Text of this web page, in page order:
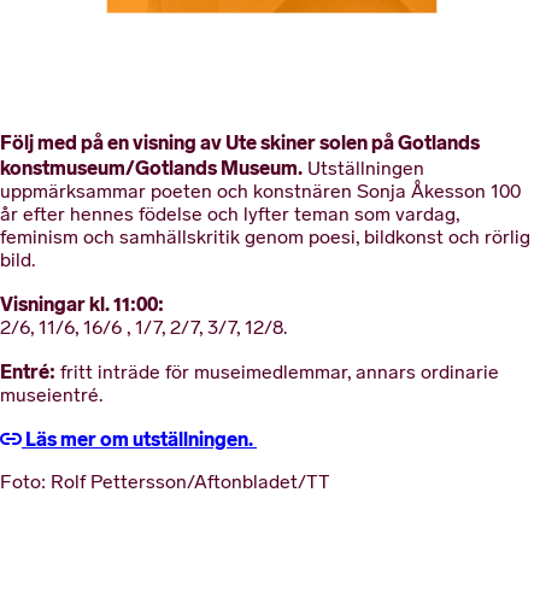
Följ med på en visning av Ute skiner solen på Gotlands
konstmuseum/Gotlands Museum. Utställningen
uppmärksammar poeten och konstnären Sonja Åkesson 100
år efter hennes födelse och lyfter teman som vardag,
feminism och samhällskritik genom poesi, bildkonst och rörlig
bild.
Visningar kl. 11:00:
2/6, 11/6, 16/6 , 1/7, 2/7, 3/7, 12/8.
Entré: fritt inträde för museimedlemmar, annars ordinarie
museientré.
Läs mer om utställningen.
Foto: Rolf Pettersson/Aftonbladet/TT